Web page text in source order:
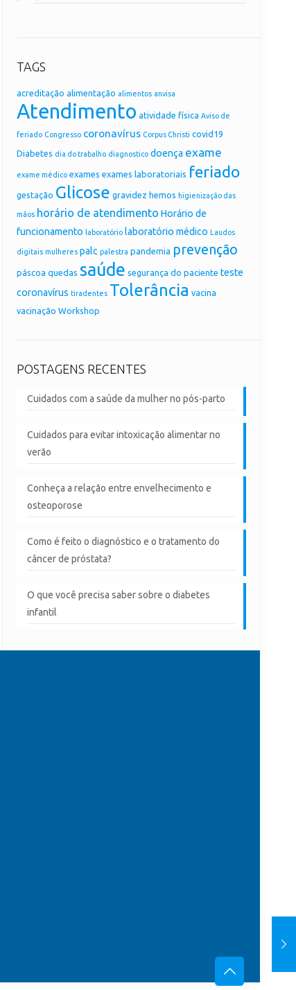
TAGS
acreditação alimentação alimentos anvisa
Atendimento atividade física Aviso de
feriado Congresso coronavírus Corpus Christi covid19
Diabetes dia do trabalho diagnostico doença exame
exame médico exames exames laboratoriais feriado
gestação Glicose gravidez hemos higienização das
mãos horário de atendimento Horário de
funcionamento laboratório laboratório médico Laudos
digitais mulheres palc palestra pandemia prevenção
páscoa quedas saúde segurança do paciente teste
coronavírus tiradentes Tolerância vacina
vacinação Workshop
POSTAGENS RECENTES
Cuidados com a saúde da mulher no pós-parto
Cuidados para evitar intoxicação alimentar no
verão
Conheça a relação entre envelhecimento e
osteoporose
Como é feito o diagnóstico e o tratamento do
câncer de próstata?
O que você precisa saber sobre o diabetes
infantil